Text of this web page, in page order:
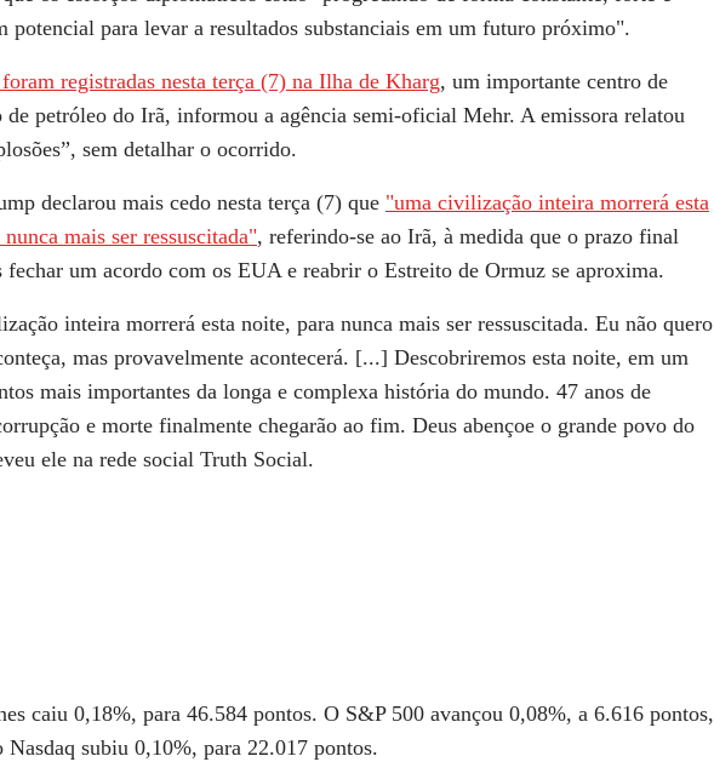
potencial para levar a resultados substanciais em um futuro próximo".
registradas nesta terça (7) na Ilha de Kharg, um importante centro de
de petróleo do Irã, informou a agência semi‑oficial Mehr. A emissora relatou
sem detalhar o ocorrido.
declarou mais cedo nesta terça (7) que "uma civilização inteira morrerá esta
mais ser ressuscitada", referindo-se ao Irã, à medida que o prazo final
fechar um acordo com os EUA e reabrir o Estreito de Ormuz se aproxima.
inteira morrerá esta noite, para nunca mais ser ressuscitada. Eu não quero
mas provavelmente acontecerá. [...] Descobriremos esta noite, em um
mais importantes da longa e complexa história do mundo. 47 anos de
e morte finalmente chegarão ao fim. Deus abençoe o grande povo do
ele na rede social Truth Social.
caiu 0,18%, para 46.584 pontos. O S&P 500 avançou 0,08%, a 6.616 pontos,
Nasdaq subiu 0,10%, para 22.017 pontos.